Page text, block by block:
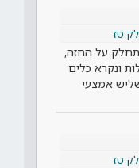
טז
על החזה,
ונקרא כלים
אמצעי
טז